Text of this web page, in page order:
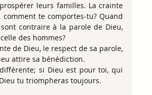
leurs familles. La crainte
te comportes-tu? Quand
contraire à la parole de Dieu,
des hommes?
de Dieu, le respect de sa parole,
attire sa bénédiction.
si Dieu est pour toi, qui
tu triompheras toujours.